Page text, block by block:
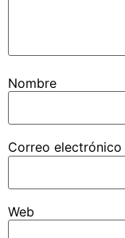
Nombre
Correo electrónico
Web